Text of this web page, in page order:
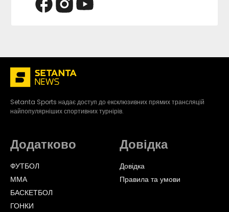
Setanta Sports надає доступ до ексклюзивних прямих трансляцій
найпопулярніших спортивних турнірів.
Додатково
ФУТБОЛ
ММА
БАСКЕТБОЛ
ГОНКИ
Довідка
Довідка
Правила та умови